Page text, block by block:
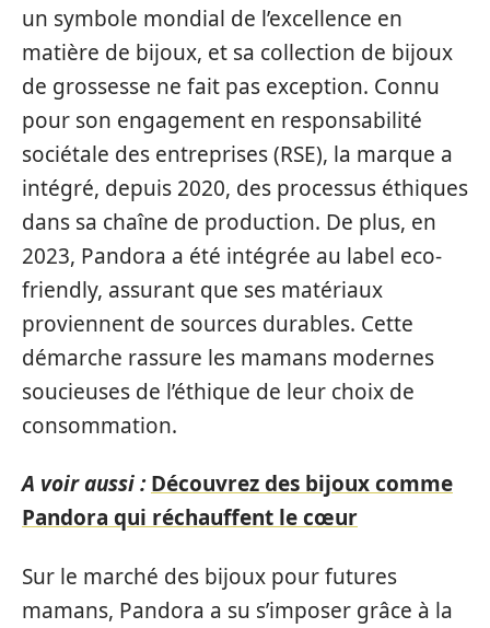
un symbole mondial de l’excellence en
matière de bijoux, et sa collection de bijoux
de grossesse ne fait pas exception. Connu
pour son engagement en responsabilité
sociétale des entreprises (RSE), la marque a
intégré, depuis 2020, des processus éthiques
dans sa chaîne de production. De plus, en
2023, Pandora a été intégrée au label eco-
friendly, assurant que ses matériaux
proviennent de sources durables. Cette
démarche rassure les mamans modernes
soucieuses de l’éthique de leur choix de
consommation.
A voir aussi : Découvrez des bijoux comme
Pandora qui réchauffent le cœur
Sur le marché des bijoux pour futures
mamans, Pandora a su s’imposer grâce à la